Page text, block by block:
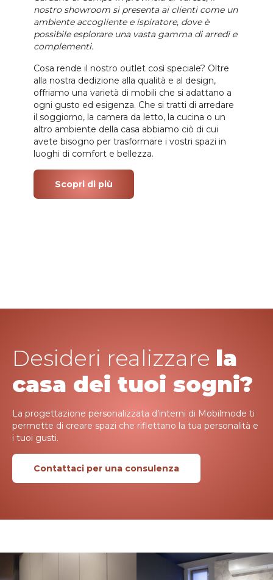
nostro showroom si presenta ai clienti come un
ambiente accogliente e ispiratore, dove è
possibile esplorare una vasta gamma di arredi e
complementi.
Cosa rende il nostro outlet così speciale? Oltre
alla nostra dedizione alla qualità e al design,
offriamo una varietà di mobili che si adattano a
ogni gusto ed esigenza. Che si tratti di arredare
il soggiorno, la camera da letto, la cucina o un
altro ambiente della casa abbiamo ciò di cui
avete bisogno per trasformare i vostri spazi in
luoghi di comfort e bellezza.
Scopri di più
Desideri realizzare la
casa dei tuoi sogni?
La progettazione personalizzata d’interni di Mobilmode ti
permette di creare spazi che riflettano la tua personalità e
i tuoi gusti.
Contattaci per una consulenza